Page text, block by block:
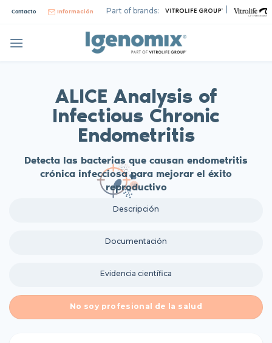
Contacto Información Part of brands:
ALICE Analysis of
Infectious Chronic
Endometritis
Detecta las bacterias que causan endometritis
crónica infecciosa para mejorar el éxito
reproductivo
Descripción
Documentación
Evidencia científica
No soy profesional de la salud